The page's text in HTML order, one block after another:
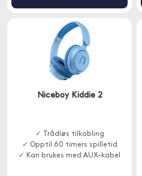
Niceboy Kiddie 2
✓ Trådløs tilkobling
✓ Opptil 60 timers spilletid
✓ Kan brukes med AUX-kabel